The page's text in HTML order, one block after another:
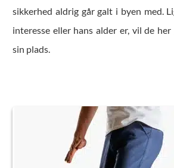
sikkerhed aldrig går galt i byen med.
interesse eller hans alder er, vil de
sin plads.